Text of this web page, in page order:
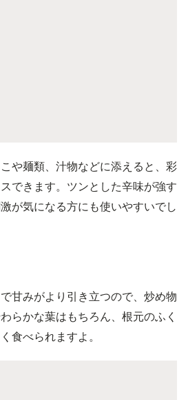
や麺類、汁物などに添えると、彩
できます。ツンとした辛味が強す
が気になる方にも使いやすいでし
甘みがより引き立つので、炒め物
らかな葉はもちろん、根元のふく
食べられますよ。